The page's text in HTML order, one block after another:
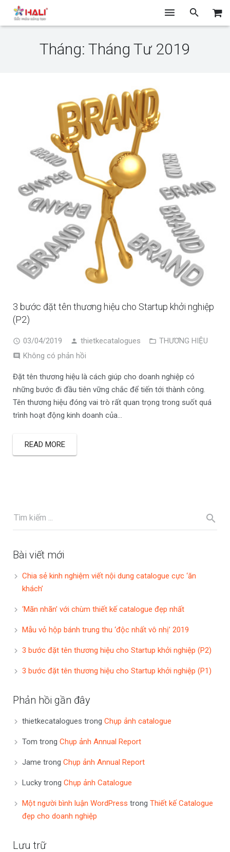
Tháng: Tháng Tư 2019
3 bước đặt tên thương hiệu cho Startup khởi nghiệp
(P2)
03/04/2019 thietkecatalogues
THƯƠNG HIỆU
Không có phản hồi
Đặt tên thương hiệu là cách giúp cho doanh nghiệp có
những bước đi đầu tiên vững chắc để tiến tới thành công.
Tên thương hiệu đóng vai trò rất quan trọng trong suốt quá
trình hoạt động kinh doanh của…
READ MORE
Bài viết mới
Chia sẻ kinh nghiệm viết nội dung catalogue cực ‘ăn
khách’
‘Mãn nhãn’ với chùm thiết kế catalogue đẹp nhất
Mẫu vỏ hộp bánh trung thu ‘độc nhất vô nhị’ 2019
3 bước đặt tên thương hiệu cho Startup khởi nghiệp (P2)
3 bước đặt tên thương hiệu cho Startup khởi nghiệp (P1)
Phản hồi gần đây
thietkecatalogues trong Chụp ảnh catalogue
Tom trong Chụp ảnh Annual Report
Jame trong Chụp ảnh Annual Report
Lucky trong Chụp ảnh Catalogue
Một người bình luận WordPress trong Thiết kế Catalogue
đẹp cho doanh nghiệp
Lưu trữ